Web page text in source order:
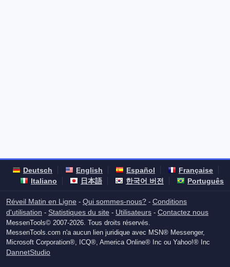
Deutsch English Español
Française
Italiano
日本語 한국어 버전 Português
Réveil Matin en Ligne - Qui sommes-nous? - Conditions
d'utilisation - Statistiques du site - Utilisateurs - Contactez nous
MessenTools© 2007-2026. Tous droits réservés.
MessenTools.com n'a aucun lien juridique avec MSN® Messenger,
Microsoft Corporation®, ICQ®, America Online® Inc ou Yahoo!® Inc
DannetStudio